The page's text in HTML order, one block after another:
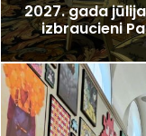
2027. gada
izbraucieni